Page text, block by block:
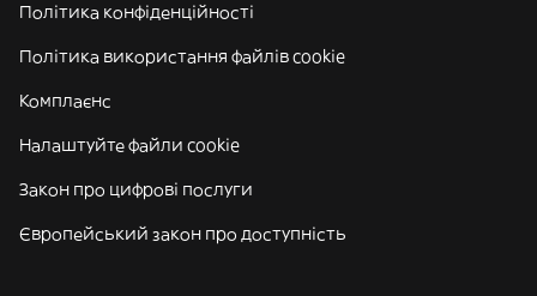
Політика конфіденційності
Політика використання файлів cookie
Комплаєнс
Налаштуйте файли cookie
Закон про цифрові послуги
Європейський закон про доступність